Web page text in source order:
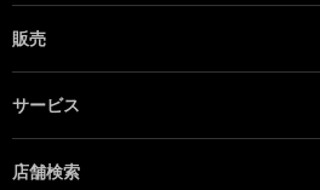
販売
サービス
店舗検索